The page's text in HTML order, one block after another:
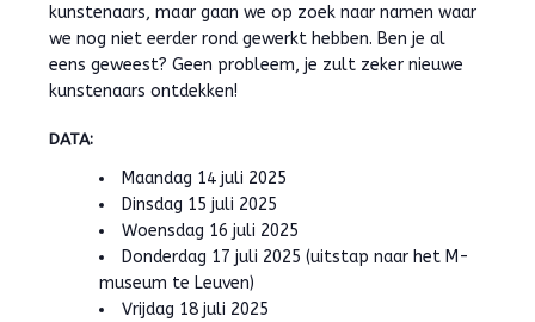
kunstenaars, maar gaan we op zoek naar namen waar
we nog niet eerder rond gewerkt hebben. Ben je al
eens geweest? Geen probleem, je zult zeker nieuwe
kunstenaars ontdekken!
DATA:
Maandag 14 juli 2025
Dinsdag 15 juli 2025
Woensdag 16 juli 2025
Donderdag 17 juli 2025 (uitstap naar het M-
museum te Leuven)
Vrijdag 18 juli 2025